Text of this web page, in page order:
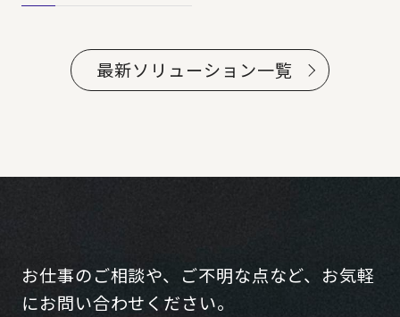
最新ソリューション一覧
お仕事のご相談や、ご不明な点など、お気軽
にお問い合わせください。